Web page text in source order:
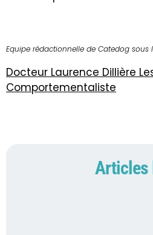
Equipe rédactionnelle de Catedog sous
Docteur Laurence Dillière
Comportementaliste
Articles